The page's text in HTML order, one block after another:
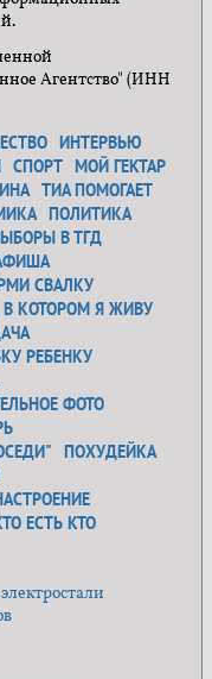
Агентство" (ИНН
ИНТЕРВЬЮ
СПОРТ МОЙ ГЕКТАР
ТИА ПОМОГАЕТ
ПОЛИТИКА
В ТГД
СВАЛКУ
КОТОРОМ Я ЖИВУ
РЕБЕНКУ
ФОТО
ПОХУДЕЙКА
ЕСТЬ КТО